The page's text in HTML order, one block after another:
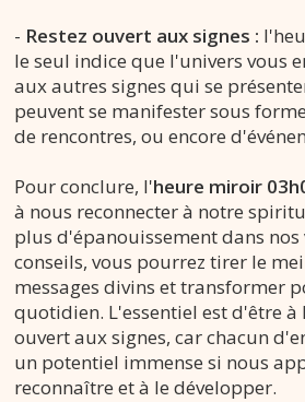
- Restez ouvert aux signes :
le seul indice que l'univers vous
aux autres signes qui se
peuvent se manifester sous
de rencontres, ou encore
Pour conclure, l'heure miroir
à nous reconnecter à notre
plus d'épanouissement dans nos
conseils, vous pourrez tirer le
messages divins et transformer
quotidien. L'essentiel est d'être à
ouvert aux signes, car chacun
un potentiel immense si nous
reconnaître et à le développer.